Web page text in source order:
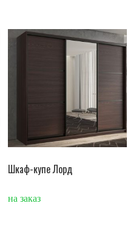
Шкаф-купе Лорд
на заказ